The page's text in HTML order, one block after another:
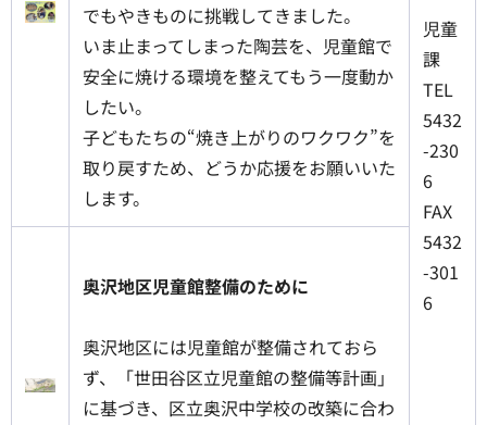
児童
課
TEL
5432
-230
6
FAX
5432
-301
6
でもやきものに挑戦してきました。
いま止まってしまった陶芸を、児童館で
安全に焼ける環境を整えてもう一度動か
したい。
子どもたちの“焼き上がりのワクワク”を
取り戻すため、どうか応援をお願いいた
します。
奥沢地区児童館整備のために
奥沢地区には児童館が整備されておら
ず、「世田谷区立児童館の整備等計画」
に基づき、区立奥沢中学校の改築に合わ